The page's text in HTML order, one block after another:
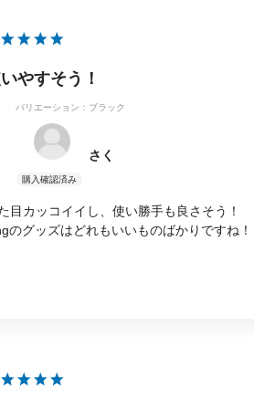
やすそう！
バリエーション：ブラック
さく
目カッコイイし、使い勝手も良さそう！
のグッズはどれもいいものばかりですね！